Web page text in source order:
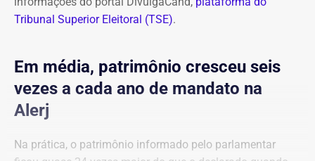
Tribunal Superior Eleitoral (TSE).
Em média, patrimônio cresceu seis
vezes a cada ano de mandato na
Alerj
Na prática, o patrimônio informado pelo parlamentar